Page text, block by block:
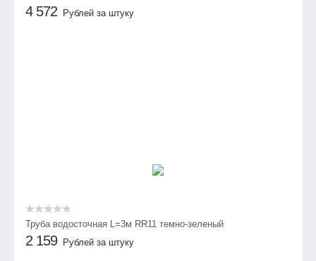
4 572 Рублей за штуку
Труба водосточная L=3м RR11 темно-зеленый
2 159 Рублей за штуку